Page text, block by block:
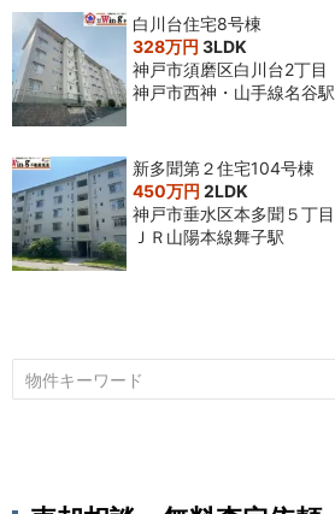
白川台住宅8号棟
328万円 3LDK
神戸市須磨区白川台2丁目
神戸市西神・山手線名谷駅
新多聞第２住宅104号棟
450万円 2LDK
神戸市垂水区本多聞５丁目
ＪＲ山陽本線舞子駅